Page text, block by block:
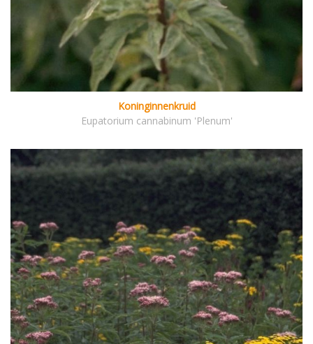
Koninginnenkruid
Eupatorium cannabinum 'Plenum'